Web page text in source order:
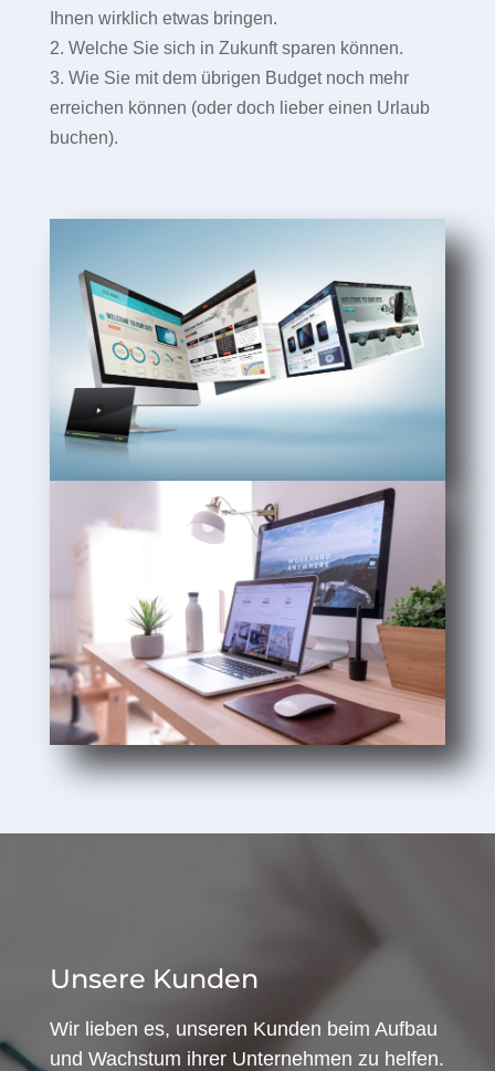
Ihnen wirklich etwas bringen.
2. Welche Sie sich in Zukunft sparen können.
3. Wie Sie mit dem übrigen Budget noch mehr
erreichen können (oder doch lieber einen Urlaub
buchen).
Unsere Kunden
Wir lieben es, unseren Kunden beim Aufbau
und Wachstum ihrer Unternehmen zu helfen.